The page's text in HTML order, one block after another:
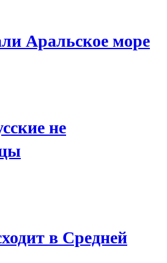
Аральское море
не
в Средней